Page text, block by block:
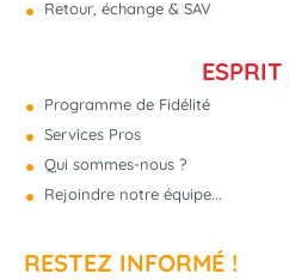
Retour, échange & SAV
Programme de Fidélité
Services Pros
Qui sommes-nous ?
Rejoindre notre équipe...
RESTEZ INFORMÉ !